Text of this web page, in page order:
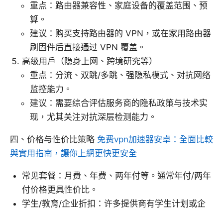
重点：路由器兼容性、家庭设备的覆盖范围、预
算。
建议：购买支持路由器的 VPN，或在家用路由器
刷固件后直接通过 VPN 覆盖。
高级用户（隐身上网、跨境研究等）
重点：分流、双跳/多跳、强隐私模式、对抗网络
监控能力。
建议：需要综合评估服务商的隐私政策与技术实
现，尤其关注对抗深层检测能力。
四、价格与性价比策略 免费vpn加速器安卓：全面比較
與實用指南，讓你上網更快更安全
常见套餐：月费、年费、两年付等。通常年付/两年
付价格更具性价比。
学生/教育/企业折扣：许多提供商有学生计划或企